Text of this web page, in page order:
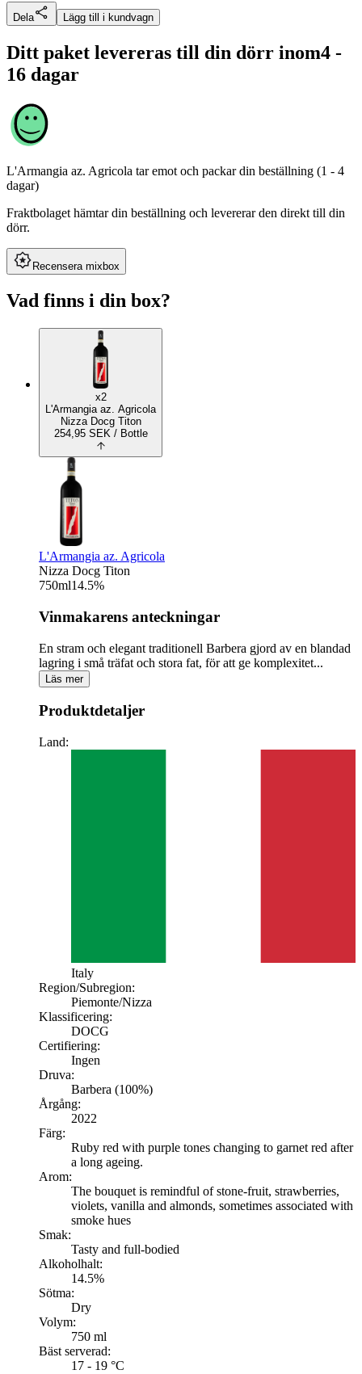
Dela Lägg till i kundvagn
Ditt paket levereras till din dörr inom4 -
16 dagar
L'Armangia az. Agricola tar emot och packar din beställning (1 - 4
dagar)
Fraktbolaget hämtar din beställning och levererar den direkt till din
dörr.
Recensera mixbox
Vad finns i din box?
x2
L'Armangia az. Agricola
Nizza Docg Titon
254,95 SEK/ Bottle
L'Armangia az. Agricola
Nizza Docg Titon
750ml14.5%
Vinmakarens anteckningar
En stram och elegant traditionell Barbera gjord av en blandad
lagring i små träfat och stora fat, för att ge komplexitet...
Läs mer
Produktdetaljer
Land:
Italy
Region/Subregion:
Piemonte/Nizza
Klassificering:
DOCG
Certifiering:
Ingen
Druva:
Barbera (100%)
Årgång:
2022
Färg:
Ruby red with purple tones changing to garnet red after
a long ageing.
Arom:
The bouquet is remindful of stone-fruit, strawberries,
violets, vanilla and almonds, sometimes associated with
smoke hues
Smak:
Tasty and full-bodied
Alkoholhalt:
14.5%
Sötma:
Dry
Volym:
750 ml
Bäst serverad:
17 - 19 °C